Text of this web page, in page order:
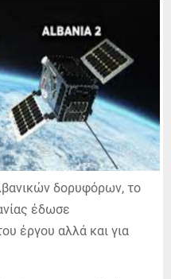
δορυφόρων, το
έδωσε
έργου αλλά και για